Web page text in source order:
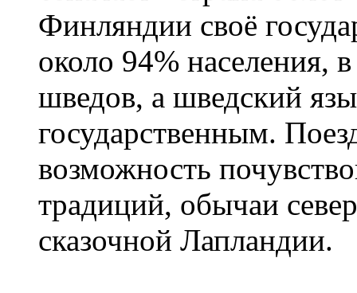
Финляндии своё
около 94% населения,
шведов, а шведский
государственным.
возможность
традиций, обычаи
сказочной Лапландии.